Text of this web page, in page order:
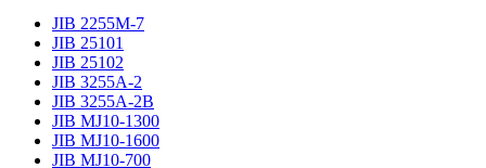
JIB 2255M-7
JIB 25101
JIB 25102
JIB 3255A-2
JIB 3255A-2B
JIB MJ10-1300
JIB MJ10-1600
JIB MJ10-700